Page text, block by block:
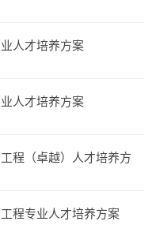
人才培养方案
人才培养方案
程（卓越）人才培养方
程专业人才培养方案